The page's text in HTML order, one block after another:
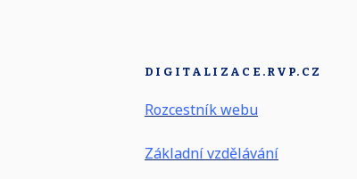
DIGITALIZACE.RVP.CZ
Rozcestník webu
Základní vzdělávání